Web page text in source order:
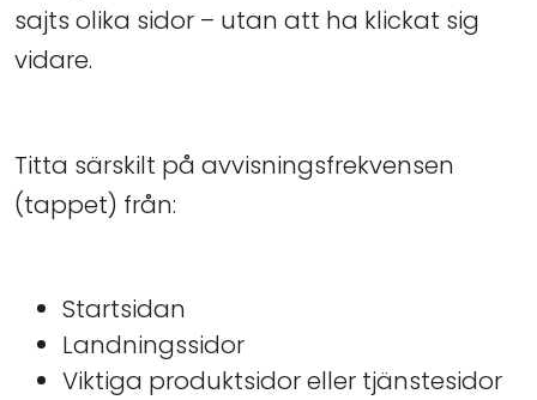
sajts olika sidor – utan att ha klickat sig
vidare.
Titta särskilt på avvisningsfrekvensen
(tappet) från:
Startsidan
Landningssidor
Viktiga produktsidor eller tjänstesidor